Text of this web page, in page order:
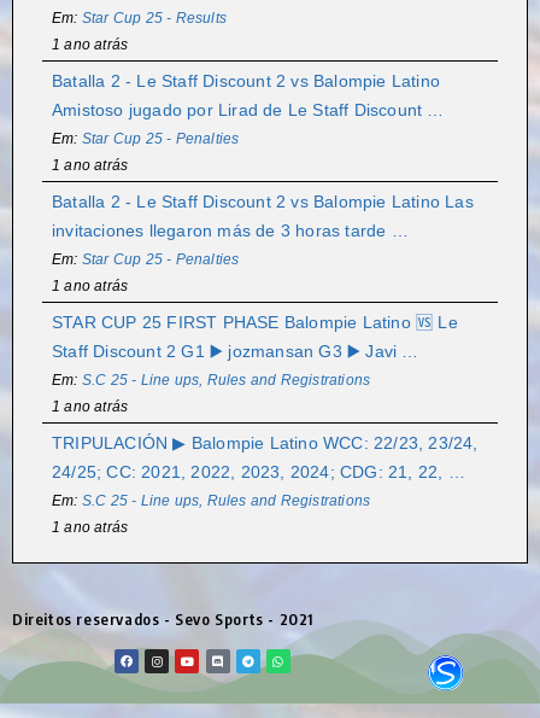
Em: Star Cup 25 - Results
1 ano atrás
Batalla 2 - Le Staff Discount 2 vs Balompie Latino
Amistoso jugado por Lirad de Le Staff Discount …
Em: Star Cup 25 - Penalties
1 ano atrás
Batalla 2 - Le Staff Discount 2 vs Balompie Latino Las
invitaciones llegaron más de 3 horas tarde …
Em: Star Cup 25 - Penalties
1 ano atrás
STAR CUP 25 FIRST PHASE Balompie Latino 🆚 Le
Staff Discount 2 G1 ▶️ jozmansan G3 ▶️ Javi …
Em: S.C 25 - Line ups, Rules and Registrations
1 ano atrás
TRIPULACIÓN ▶ Balompie Latino WCC: 22/23, 23/24,
24/25; CC: 2021, 2022, 2023, 2024; CDG: 21, 22, …
Em: S.C 25 - Line ups, Rules and Registrations
1 ano atrás
Direitos reservados - Sevo Sports - 2021